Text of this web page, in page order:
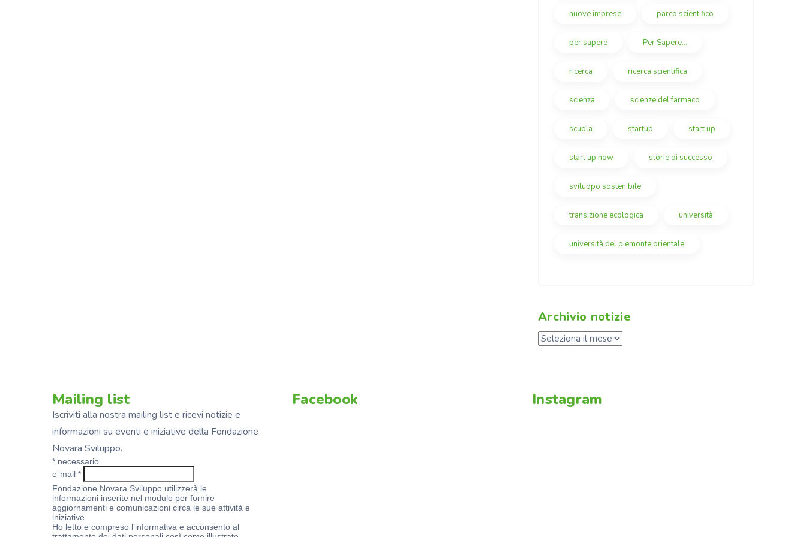
nuove imprese parco scientifico
per sapere Per Sapere...
ricerca ricerca scientifica
scienza scienze del farmaco
scuola startup start up
start up now storie di successo
sviluppo sostenibile
transizione ecologica università
università del piemonte orientale
Archivio notizie
Mailing list
Iscriviti alla nostra mailing list e ricevi notizie e
informazioni su eventi e iniziative della Fondazione
Novara Sviluppo.
* necessario
e-mail *
Fondazione Novara Sviluppo utilizzerà le
informazioni inserite nel modulo per fornire
aggiornamenti e comunicazioni circa le sue attività e
iniziative.
Ho letto e compreso l’informativa e acconsento al
Facebook Instagram